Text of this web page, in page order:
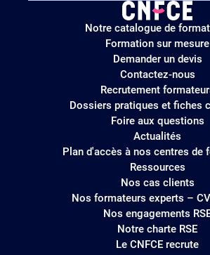
Logo
site
Notre catalogue de
Formation sur mesure
Demander un devis
Contactez-nous
Recrutement
Dossiers pratiques et fiches
Foire aux questions
Actualités
Plan d'accès à nos centres de
Ressources
Nos cas clients
Nos formateurs experts –
Nos engagements
Notre charte RSE
Le CNFCE recrute